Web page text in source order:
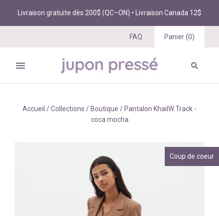
Livraison gratuite dès 200$ (QC–ON) • Livraison Canada 12$
FAQ Panier(0)
Accueil /Collections / Boutique / Pantalon KhaiIW Track -
coca mocha
Coup de coeur